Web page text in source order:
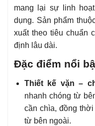
mang lại sự linh
dụng. Sản phẩm
xuất theo tiêu chuẩn
định lâu dài.
Đặc điểm nổi
Thiết kế vặn –
nhanh chóng từ
cần chìa, đồng
từ bên ngoài.